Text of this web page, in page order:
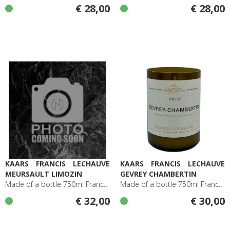
€ 28,00 € 28,00
KAARS FRANCIS LECHAUVE
MEURSAULT LIMOZIN
Made of a bottle 750ml Francis Lechauve Meursault Limozin
€ 32,00
KAARS FRANCIS LECHAUVE
GEVREY CHAMBERTIN
Made of a bottle 750ml Francis Lechauve Gevrey Chambertin
€ 30,00